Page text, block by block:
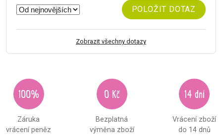
POLOŽIT DOTAZ
Zobrazit všechny dotazy
100%
Záruka
vrácení peněz
0 Kč
Bezplatná
výměna zboží
14 dní
Vrácení zboží
do 14 dnů